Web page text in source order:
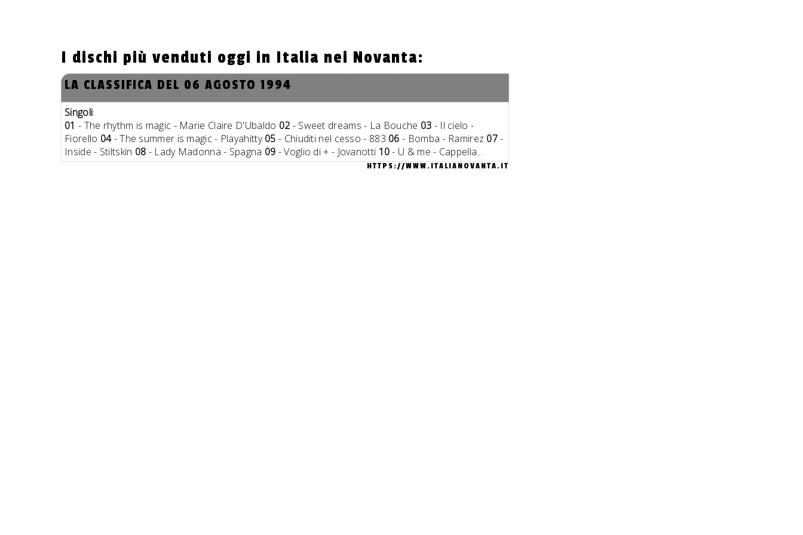
I dischi più venduti oggi in Italia nei Novanta:
LA CLASSIFICA DEL 06 AGOSTO 1994
Singoli:
01 - The rhythm is magic - Marie Claire D'Ubaldo 02 - Sweet dreams - La Bouche 03 - Il cielo -
Fiorello 04- The summer is magic - Playahitty05 - Chiuditi nel cesso - 883 06 - Bomba - Ramirez 07-
Inside - Stiltskin 08 - Lady Madonna - Spagna 09 - Voglio di + - Jovanotti 10- U & me - Cappella...
HTTPS://WWW.ITALIANOVANTA.IT